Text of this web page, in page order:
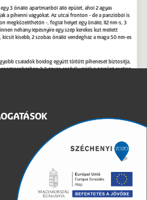
3 önálló apartmanból álló épület, ahol 2 ágyas
a pihenni vágyókat. Az utcai fronton - de a panzióból is
megközelíthetőn -, foglal helyet egy önálló, 112 nm-s, 3
néhány lépésnyire egy szép kerekes kút mellett
kicsit kisebb, 2 szobás önálló vendégház a maga 50 nm-es
családok boldog együtt töltött pihenését biztosítja,
2-3 ágyas szobák várják a párokat esetleg
kondiszobának alkalmas helyiségekkel.
ingatlan, Bátonyterenye
TERMÉSZETKÖZELI ÉLETRE VÁGYÓK FIGYELMÉBE!
külterületén (Lengyendi út) eladó 75.000 m2